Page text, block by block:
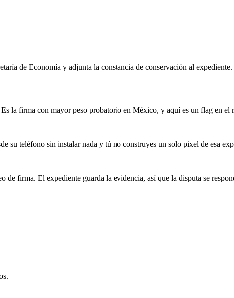
de Economía y adjunta la constancia de conservación al
la firma con mayor peso probatorio en México, y aquí es un flag en el
su teléfono sin instalar nada y tú no construyes un solo pixel de esa
firma. El expediente guarda la evidencia, así que la disputa se